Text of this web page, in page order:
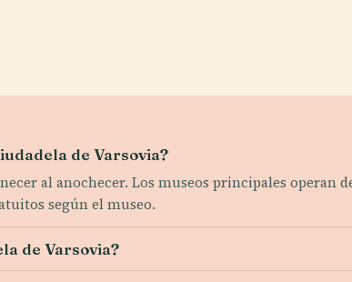
de Varsovia?
al anochecer. Los museos principales
según el museo.
de Varsovia?